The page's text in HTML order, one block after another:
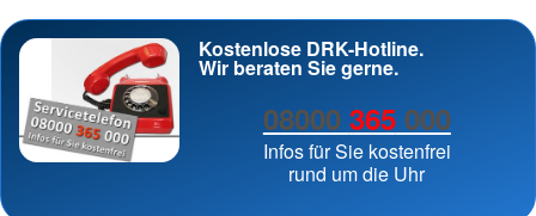
Kostenlose DRK-Hotline.
Wir beraten Sie gerne.
08000 365000
Infos für Sie kostenfrei
rund um die Uhr